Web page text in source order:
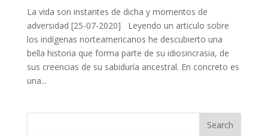
La vida son instantes de dicha y momentos de
adversidad [25-07-2020] Leyendo un articulo sobre
los indígenas norteamericanos he descubierto una
bella historia que forma parte de su idiosincrasia, de
sus creencias de su sabiduría ancestral. En concreto es
una...